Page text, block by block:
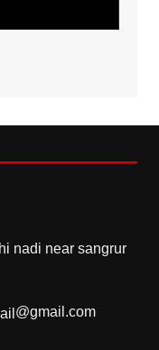
nadi near sangrur
@gmail.com